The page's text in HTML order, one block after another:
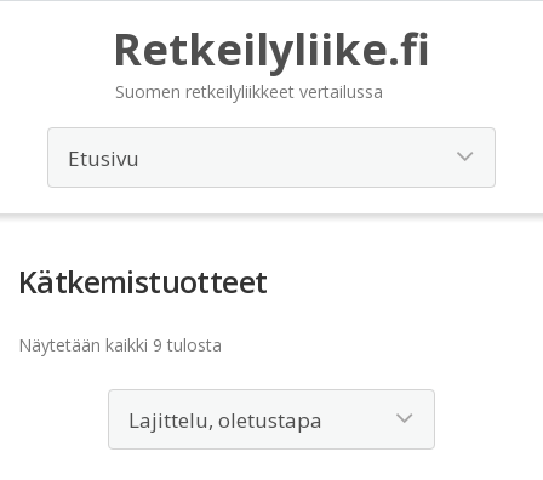
Retkeilyliike.fi
Suomen retkeilyliikkeet vertailussa
Kätkemistuotteet
Näytetään kaikki 9 tulosta